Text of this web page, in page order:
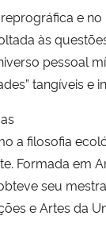
e
às
pessoal
tangíveis e
a filosofia
Formada em
seu
e Artes da